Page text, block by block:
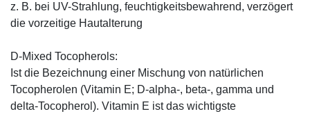
z. B. bei UV-Strahlung, feuchtigkeitsbewahrend, verzögert
die vorzeitige Hautalterung
D-Mixed Tocopherols:
Ist die Bezeichnung einer Mischung von natürlichen
Tocopherolen (Vitamin E; D-alpha-, beta-, gamma und
delta-Tocopherol). Vitamin E ist das wichtigste